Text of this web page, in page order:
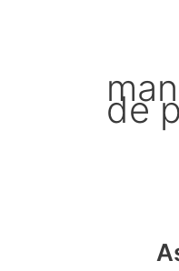
de